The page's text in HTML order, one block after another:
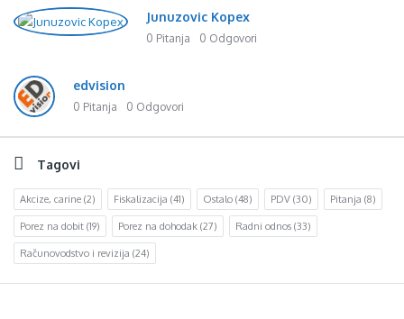
Junuzovic Kopex
0 Pitanja 0 Odgovori
edvision
0 Pitanja 0 Odgovori
Tagovi
Akcize, carine (2) Fiskalizacija (41) Ostalo (48) PDV (30) Pitanja (8)
Porez na dobit (19) Porez na dohodak (27) Radni odnos (33)
Računovodstvo i revizija (24)